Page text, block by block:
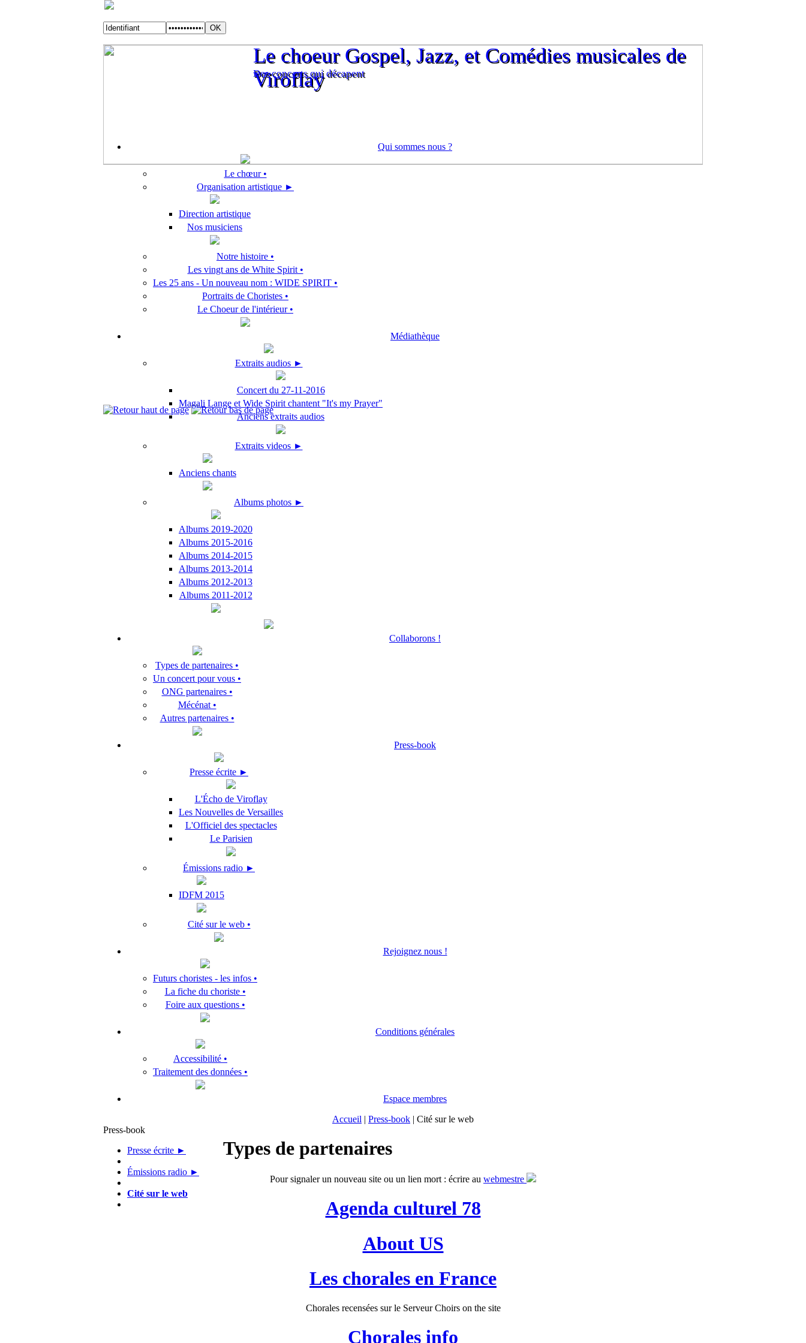
Des concerts qui décapent
Le choeur Gospel, Jazz, et Comédies musicales de
Viroflay
Des concerts qui décapent
Le choeur Gospel, Jazz, et Comédies musicales de
Viroflay
Qui sommes nous ?
Le chœur •
Organisation artistique ►
Direction artistique
Nos musiciens
Notre histoire •
Les vingt ans de White Spirit •
Les 25 ans - Un nouveau nom : WIDE SPIRIT •
Portraits de Choristes •
Le Choeur de l'intérieur •
Médiathèque
Extraits audios ►
Concert du 27-11-2016
Magali Lange et Wide Spirit chantent "It's my Prayer"
Anciens extraits audios
Extraits videos ►
Anciens chants
Albums photos ►
Albums 2019-2020
Albums 2015-2016
Albums 2014-2015
Albums 2013-2014
Albums 2012-2013
Albums 2011-2012
Collaborons !
Types de partenaires •
Un concert pour vous •
ONG partenaires •
Mécénat •
Autres partenaires •
Press-book
Presse écrite ►
L'Écho de Viroflay
Les Nouvelles de Versailles
L'Officiel des spectacles
Le Parisien
Émissions radio ►
IDFM 2015
Cité sur le web •
Rejoignez nous !
Futurs choristes - les infos •
La fiche du choriste •
Foire aux questions •
Conditions générales
Accessibilité •
Traitement des données •
Espace membres
Accueil | Press-book | Cité sur le web
Press-book
Presse écrite ►
Émissions radio ►
Cité sur le web
Types de partenaires
Pour signaler un nouveau site ou un lien mort : écrire au webmestre
Agenda culturel 78
About US
Les chorales en France
Chorales recensées sur le Serveur Choirs on the site
Chorales info